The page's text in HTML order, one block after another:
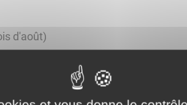
d'août)
œuvre à
des albums en